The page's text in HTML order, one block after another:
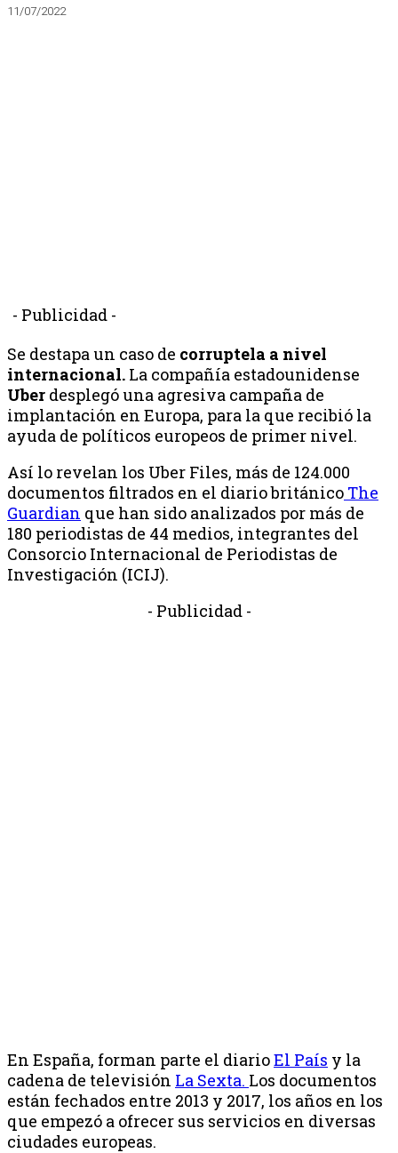
11/07/2022
- Publicidad -
Se destapa un caso de corruptela a nivel
internacional. La compañía estadounidense
Uber desplegó una agresiva campaña de
implantación en Europa, para la que recibió la
ayuda de políticos europeos de primer nivel.
Así lo revelan los Uber Files, más de 124.000
documentos filtrados en el diario británico The
Guardian que han sido analizados por más de
180 periodistas de 44 medios, integrantes del
Consorcio Internacional de Periodistas de
Investigación (ICIJ).
- Publicidad -
En España, forman parte el diarioEl País y la
cadena de televisión La Sexta. Los documentos
están fechados entre 2013 y 2017, los años en los
que empezó a ofrecer sus servicios en diversas
ciudades europeas.